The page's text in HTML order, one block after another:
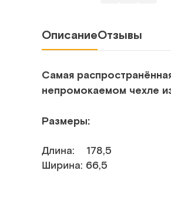
ОписаниеОтзывы
Самая
непромокаемом чехле
Размеры:
Длина: 178,5
Ширина: 66,5